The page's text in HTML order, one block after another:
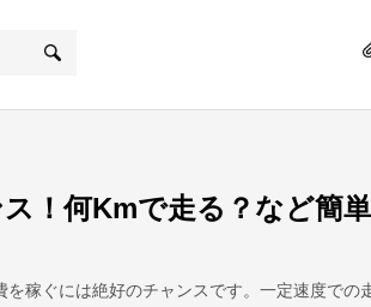
！何Kmで走る？など簡
稼ぐには絶好のチャンスです。一定速度での